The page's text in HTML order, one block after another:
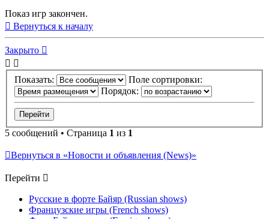
Показ игр закончен.
Вернуться к началу
Закрыто
Показать:
Поле сортировки:
Порядок:
5 сообщений • Страница 1 из 1
Вернуться в «Новости и объявления (News)»
Перейти
Русские в форте Байяр (Russian shows)
Французские игры (French shows)